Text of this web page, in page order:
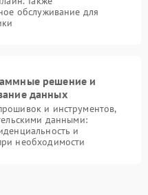
обслуживание для
решение и
данных
и инструментов,
данными:
и
необходимости